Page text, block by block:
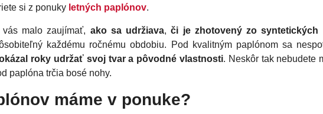
si z ponuky letných paplónov.
malo zaujímať, ako sa udržiava,či je zhotovený zo syntetických
každému ročnému obdobiu. Pod kvalitným paplónom sa
roky udržať svoj tvar a pôvodné vlastnosti. Neskôr tak nebudete
paplóna trčia bosé nohy.
máme v ponuke?